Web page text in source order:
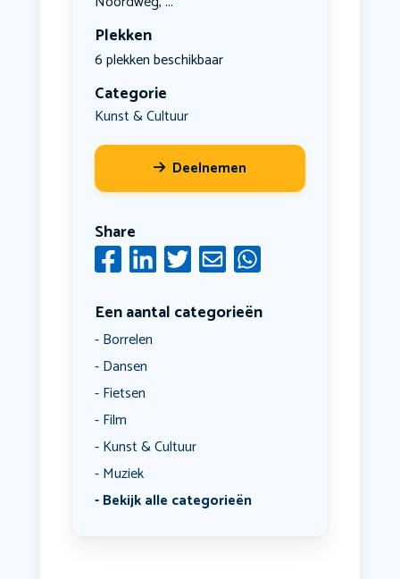
Plekken
6 plekken beschikbaar
Categorie
Kunst & Cultuur
Deelnemen
Share
Een aantal categorieën
Borrelen
Dansen
Fietsen
Film
Kunst & Cultuur
Muziek
Bekijk alle categorieën